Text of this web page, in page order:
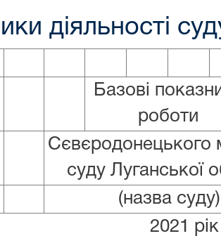
діяльності
Базові
роботи
Сєвєродонецького
суду Луганської
(назва суду)
2021 рік